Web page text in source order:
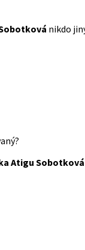
nikdo
Atigu Sobotková